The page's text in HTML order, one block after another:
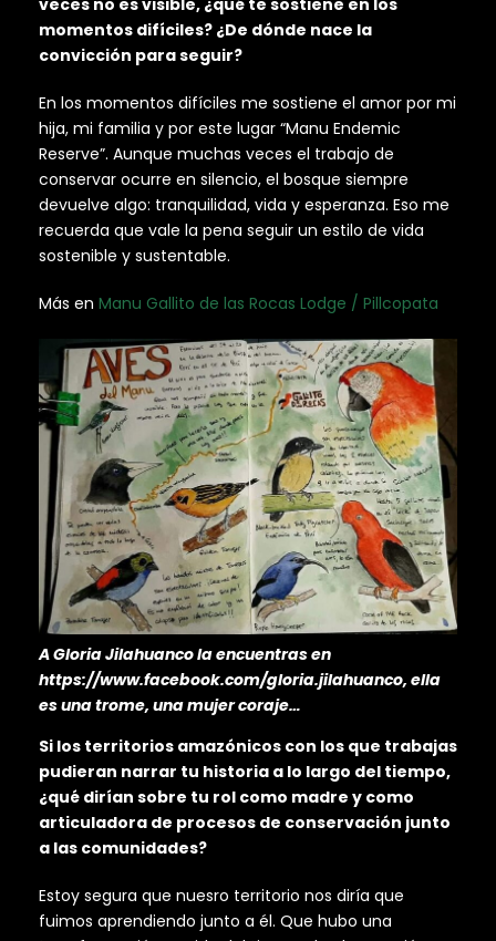
veces no es visible, ¿qué te sostiene en los
momentos difíciles? ¿De dónde nace la
convicción para seguir?
En los momentos difíciles me sostiene el amor por mi
hija, mi familia y por este lugar “Manu Endemic
Reserve”. Aunque muchas veces el trabajo de
conservar ocurre en silencio, el bosque siempre
devuelve algo: tranquilidad, vida y esperanza. Eso me
recuerda que vale la pena seguir un estilo de vida
sostenible y sustentable.
Más en Manu Gallito de las Rocas Lodge / Pillcopata
A Gloria Jilahuanco la encuentras en
https://www.facebook.com/gloria.jilahuanco, ella
es una trome, una mujer coraje…
Si los territorios amazónicos con los que trabajas
pudieran narrar tu historia a lo largo del tiempo,
¿qué dirían sobre tu rol como madre y como
articuladora de procesos de conservación junto
a las comunidades?
Estoy segura que nuesro territorio nos diría que
fuimos aprendiendo junto a él. Que hubo una